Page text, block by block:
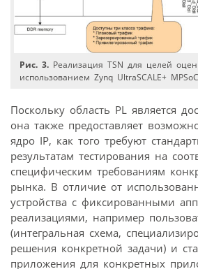
Рис. 3. Реализация TSN для целей
использованием Zynq UltraSCALE+
Поскольку область PL является
она также предоставляет
ядро IP, как того требуют
результатам тестирования на
специфическим требованиям
рынка. В отличие от
устройства с фиксированными
реализациями, например
(интегральная схема,
решения конкретной задачи) и
приложения для конкретных